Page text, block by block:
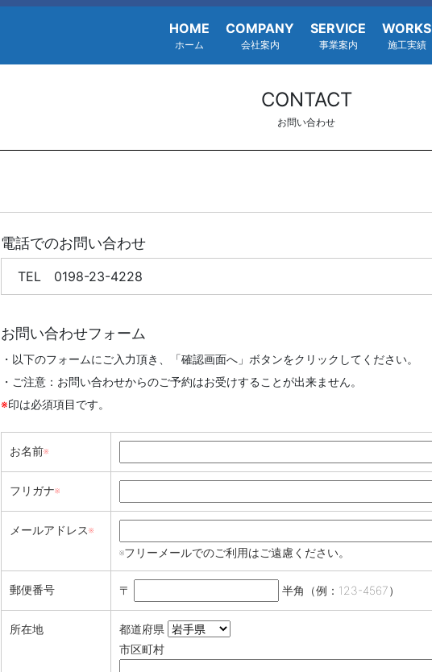
HOME
ホーム
COMPANY
会社案内
SERVICE
事業案内
WORKS
施工実績
CONTACT
お問い合わせ
電話でのお問い合わせ
TEL 0198-23-4228
お問い合わせフォーム
・以下のフォームにご入力頂き、「確認画面へ」ボタンをクリックしてください。
・ご注意：お問い合わせからのご予約はお受けすることが出来ません。
※印は必須項目です。
お名前※
フリガナ※
メールアドレス※
※フリーメールでのご利用はご遠慮ください。
郵便番号 〒 半角（例：123-4567）
所在地
都道府県
市区町村